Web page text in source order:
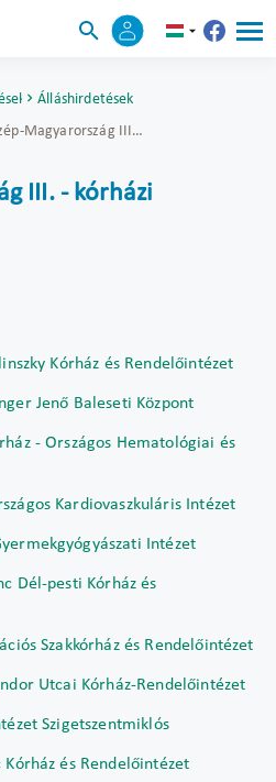
Álláshirdetések
Közép-Magyarország III. - kórházi álláshirdetések
III. - kórházi
Kórház és Rendelőintézet
Jenő Baleseti Központ
- Országos Hematológiai és
Kardiovaszkuláris Intézet
Intézet
Dél-pesti Kórház és
Szakkórház és Rendelőintézet
Utcai Kórház-Rendelőintézet
Szigetszentmiklós
és Rendelőintézet